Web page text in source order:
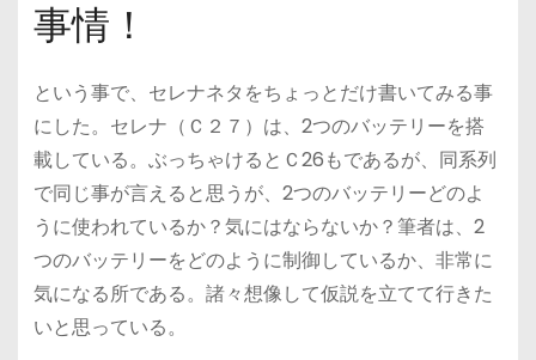
事情！
という事で、セレナネタをちょっとだけ書いてみる事
にした。セレナ（Ｃ２７）は、2つのバッテリーを搭
載している。ぶっちゃけるとＣ26もであるが、同系列
で同じ事が言えると思うが、2つのバッテリーどのよ
うに使われているか？気にはならないか？筆者は、2
つのバッテリーをどのように制御しているか、非常に
気になる所である。諸々想像して仮説を立てて行きた
いと思っている。